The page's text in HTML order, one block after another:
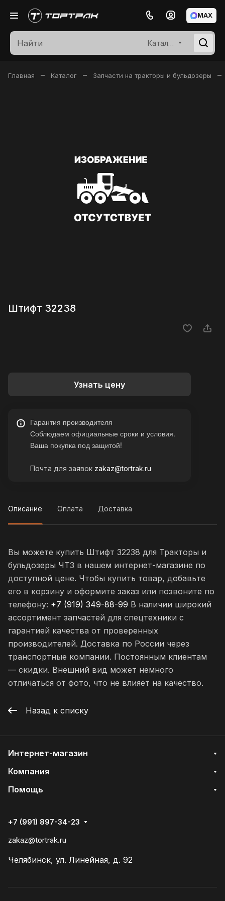
Каталог
MAX
Главная – Каталог – Запчасти на тракторы и бульдозеры –
Штифт 32238
Узнать цену
Гарантия производителя
Соблюдаем официальные сроки и условия.
Ваша покупка под защитой!
Почта для заявок zakaz@tortrak.ru
Описание Оплата Доставка
Вы можете купить Штифт 32238 для Тракторы и
бульдозеры ЧТЗ в нашем интернет-магазине по
доступной цене. Чтобы купить товар, добавьте
его в корзину и оформите заказ или позвоните по
телефону: +7 (919) 349-88-99 В наличии широкий
ассортимент запчастей для спецтехники с
гарантией качества от проверенных
производителей. Доставка по России через
транспортные компании. Постоянным клиентам
— скидки. Внешний вид может немного
отличаться от фото, что не влияет на качество.
Назад к списку
Интернет-магазин
Компания
Помощь
+7 (991) 897-34-23
zakaz@tortrak.ru
Челябинск, ул. Линейная, д. 92